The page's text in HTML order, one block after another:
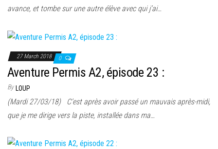
avance, et tombe sur une autre élève avec qui j’ai…
27 March 2018 0
Aventure Permis A2, épisode 23 :
By LOUP
(Mardi 27/03/18) C’est après avoir passé un mauvais après-midi,
que je me dirige vers la piste, installée dans ma…